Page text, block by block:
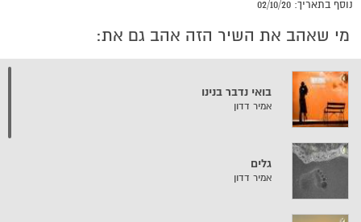
נוסף בתאריך: 02/10/20
מי שאהב את השיר הזה אהב גם את:
בואי נדבר בנינו
אמיר דדון
גלים
אמיר דדון